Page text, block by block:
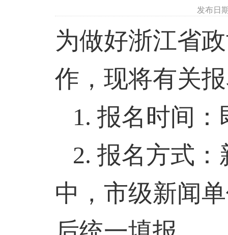
发布日
为做好浙江省
作，现将有关
1. 报名时间：
2. 报名方式：
中，市级新闻